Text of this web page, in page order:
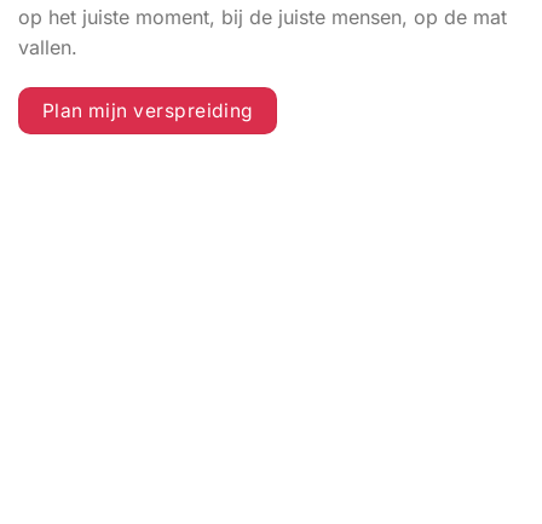
op het juiste moment, bij de juiste mensen, op de mat
vallen.
Plan mijn verspreiding